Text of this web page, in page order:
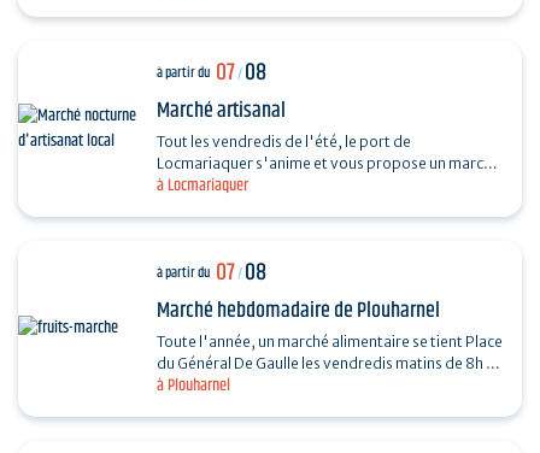
à Locmariaquer
à partir du 07/08
Marché artisanal
Tout les vendredis de l'été, le port de
Locmariaquer s'anime et vous propose un marché
nocturne d'artisanat local. Les musiciens
à Plouharnel
à partir du 07/08
Marché hebdomadaire de Plouharnel
Toute l'année, un marché alimentaire se tient Place
du Général De Gaulle les vendredis matins de 8h à
13h.